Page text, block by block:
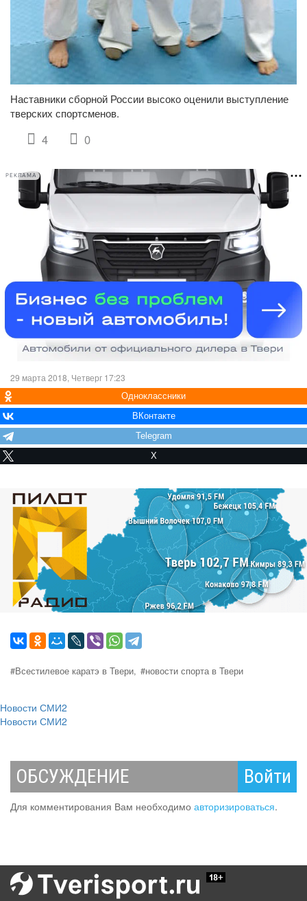
Наставники сборной России высоко оценили выступление
тверских спортсменов.
4 0
РЕКЛАМА
29 марта 2018, Четверг 17:23
Одноклассники
ВКонтакте
Telegram
X
#Всестилевое каратэ в Твери, #новости спорта в Твери
Новости СМИ2
Новости СМИ2
ОБСУЖДЕНИЕ Войти
Для комментирования Вам необходимо авторизироваться.